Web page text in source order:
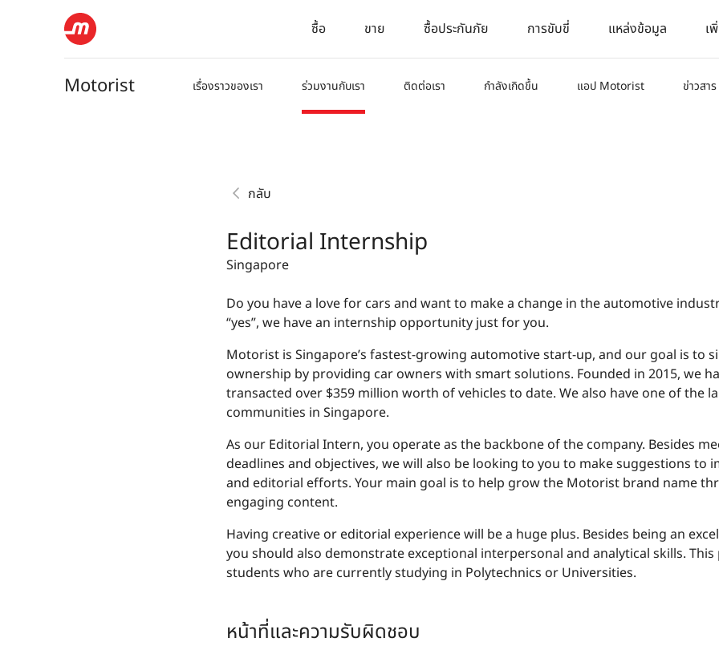
ซื้อ ขาย ซื้อประกันภัย การขับขี่ แหล่งข้อมูล เ
Motorist เรื่องราวของเรา ร่วมงานกับเรา ติดต่อเรา กำลังเกิดขึ้น แอป Motorist ข่าวสาร
กลับ
Editorial Internship
Singapore
Do you have a love for cars and want to make a change in the automotive
“yes”, we have an internship opportunity just for you.
Motorist is Singapore’s fastest-growing automotive start-up, and our goal is to
ownership by providing car owners with smart solutions. Founded in 2015, we
transacted over $359 million worth of vehicles to date. We also have one of the
communities in Singapore.
As our Editorial Intern, you operate as the backbone of the company. Besides
deadlines and objectives, we will also be looking to you to make suggestions to
and editorial efforts. Your main goal is to help grow the Motorist brand name
engaging content.
Having creative or editorial experience will be a huge plus. Besides being an
you should also demonstrate exceptional interpersonal and analytical skills.
students who are currently studying in Polytechnics or Universities.
หน้าที่และความรับผิดชอบ